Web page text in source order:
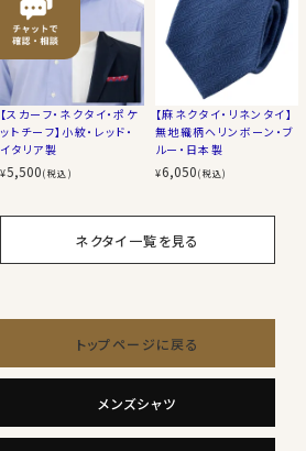
【スカーフ・ネクタイ・ポケ
ットチーフ】小紋・レッド・
イタリア製
¥5,500(税込)
【麻ネクタイ・リネンタイ】
無地織柄ヘリンボーン・ブ
ルー・日本製
¥6,050(税込)
ネクタイ一覧を見る
トップページに戻る
メンズシャツ